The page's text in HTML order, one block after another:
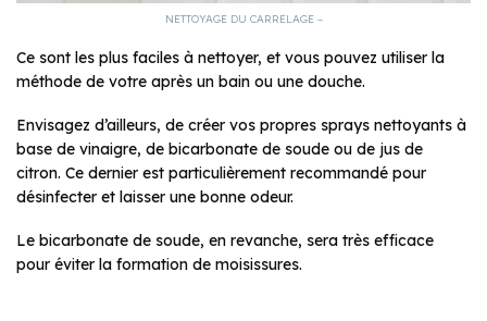
NETTOYAGE DU CARRELAGE –
Ce sont les plus faciles à nettoyer, et vous pouvez utiliser la
méthode de votre après un bain ou une douche.
Envisagez d’ailleurs, de créer vos propres sprays nettoyants à
base de vinaigre, de bicarbonate de soude ou de jus de
citron. Ce dernier est particulièrement recommandé pour
désinfecter et laisser une bonne odeur.
Le bicarbonate de soude, en revanche, sera très efficace
pour éviter la formation de moisissures.